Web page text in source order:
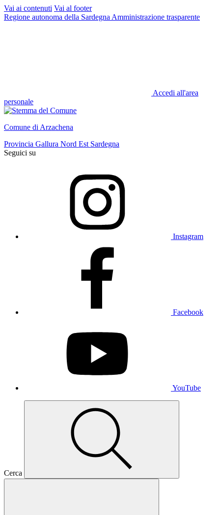
Vai ai contenuti Vai al footer
Regione autonoma della Sardegna Amministrazione trasparente
Accedi all'area
personale
Comune di Arzachena
Provincia Gallura Nord Est Sardegna
Seguici su
Instagram
Facebook
YouTube
Cerca